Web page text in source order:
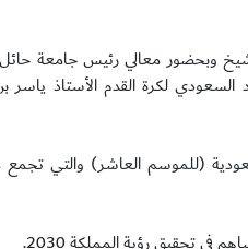
وبحضور معالي رئيس جامعة حائل
السعودي لكرة القدم الأستاذ
(للموسم العاشر) والتي
تحقيق رؤية المملكة 2030.